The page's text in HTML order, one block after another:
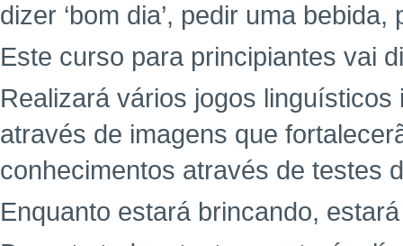
dizer ‘bom dia’, pedir uma
Este curso para principiantes vai
Realizará vários jogos
através de imagens que
conhecimentos através de testes
Enquanto estará brincando,